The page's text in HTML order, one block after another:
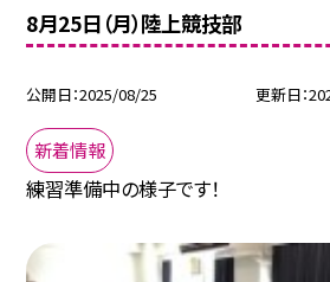
8月25日（月）陸上競技部
公開日 2025/08/25 更新日
新着情報
練習準備中の様子です！